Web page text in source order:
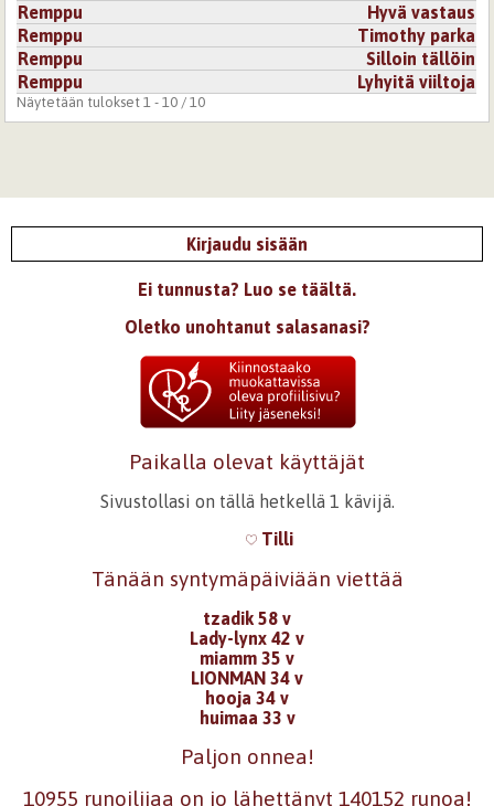
Remppu
Hyvä vastaus
Remppu
Timothy parka
Remppu
Silloin tällöin
Remppu
Lyhyitä viiltoja
Näytetään tulokset 1 - 10 / 10
Kirjaudu sisään
Ei tunnusta? Luo se täältä.
Oletko unohtanut salasanasi?
Paikalla olevat käyttäjät
Sivustollasi on tällä hetkellä 1 kävijä.
Tilli
Tänään syntymäpäiviään viettää
tzadik 58 v
Lady-lynx 42 v
miamm 35 v
LIONMAN 34 v
hooja 34 v
huimaa 33 v
Paljon onnea!
10955 runoilijaa on jo lähettänyt 140152 runoa!